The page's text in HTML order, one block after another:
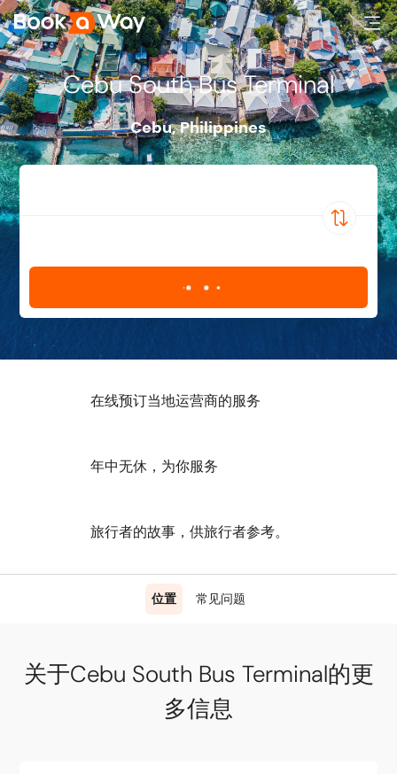
Cebu South Bus Terminal
Cebu,Philippines
位置 常见问题
在线预订当地运营商的服务
年中无休，为你服务
旅行者的故事，供旅行者参考。
关于Cebu South Bus Terminal的更
多信息